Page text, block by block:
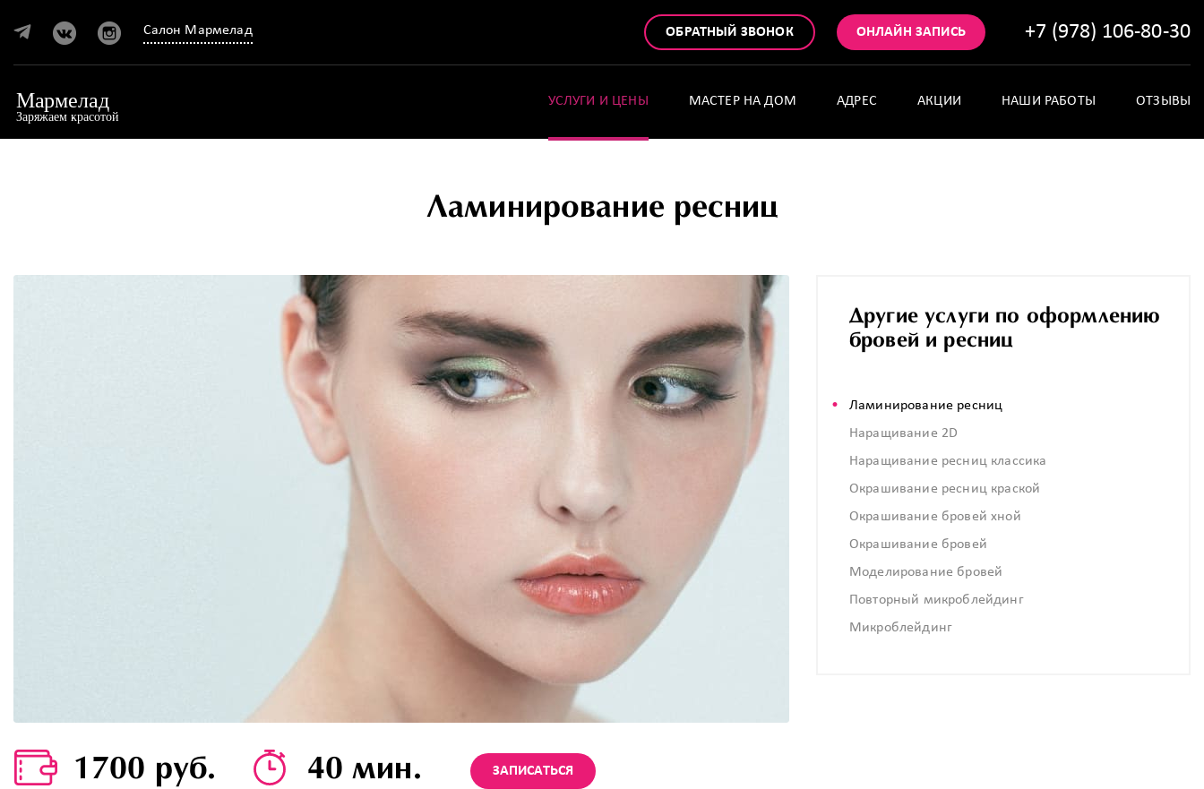
Салон Мармелад ОБРАТНЫЙ ЗВОНОК ОНЛАЙН ЗАПИСЬ +7 (978) 106-80-30
УСЛУГИ И ЦЕНЫ МАСТЕР НА ДОМ АДРЕС АКЦИИ НАШИ РАБОТЫ ОТЗЫВЫ
Ламинирование ресниц
1700 руб. 40 мин. ЗАПИСАТЬСЯ
Другие услуги по оформлению
бровей и ресниц
Ламинирование ресниц
Наращивание 2D
Наращивание ресниц классика
Окрашивание ресниц краской
Окрашивание бровей хной
Окрашивание бровей
Моделирование бровей
Повторный микроблейдинг
Микроблейдинг